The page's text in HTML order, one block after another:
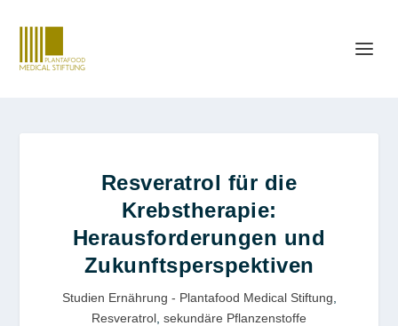
Resveratrol für die
Krebstherapie:
Herausforderungen und
Zukunftsperspektiven
Studien Ernährung - Plantafood Medical Stiftung
Resveratrol sekundäre Pflanzenstoffe